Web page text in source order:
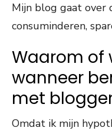
Mijn blog gaat over
consuminderen,
Waarom of
wanneer
met
Omdat ik mijn